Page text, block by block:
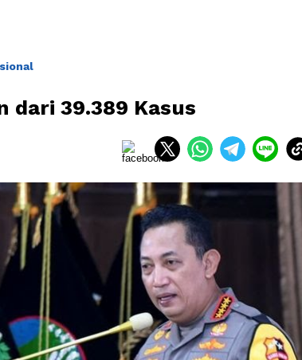
dari 39.389 Kasus